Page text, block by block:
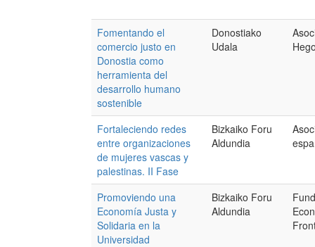
Fomentando el
comercio justo en
Donostia como
herramienta del
desarrollo humano
sostenible
Donostiako
Udala
Fortaleciendo redes
entre organizaciones
de mujeres vascas y
palestinas. II Fase
Bizkaiko Foru
Aldundia
Promoviendo una
Economía Justa y
Solidaria en la
Universidad
Bizkaiko Foru
Aldundia